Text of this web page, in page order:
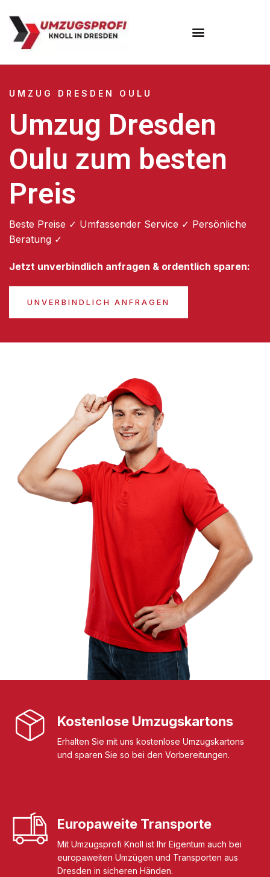
UMZUG DRESDEN OULU
Umzug Dresden
Oulu zum besten
Preis
Beste Preise ✓ Umfassender Service ✓ Persönliche
Beratung ✓
Jetzt unverbindlich anfragen & ordentlich sparen:
UNVERBINDLICH ANFRAGEN
Kostenlose Umzugskartons
Erhalten Sie mit uns kostenlose Umzugskartons
und sparen Sie so bei den Vorbereitungen.
Europaweite Transporte
Mit Umzugsprofi Knoll ist Ihr Eigentum auch bei
europaweiten Umzügen und Transporten aus
Dresden in sicheren Händen.